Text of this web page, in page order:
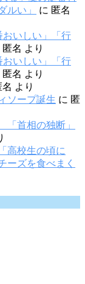
い」
に 匿名
おいしい」「行
匿名 より
おいしい」「行
匿名 より
名 より
ソープ誕生 に 匿
首相の独断」
高校生の頃に
ーズを食べまく